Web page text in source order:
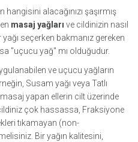
alacağınızı şaşırmış
masaj yağları ve cildinizin nasıl
seçerken bakmanız gereken
"uçucu yağ" mı olduğudur.
ve uçucu yağların
Susam yağı veya Tatlı
yapan ellerin cilt üzerinde
çok hassassa, Fraksiyone
tıkamayan (non-
Bir yağın kalitesini,